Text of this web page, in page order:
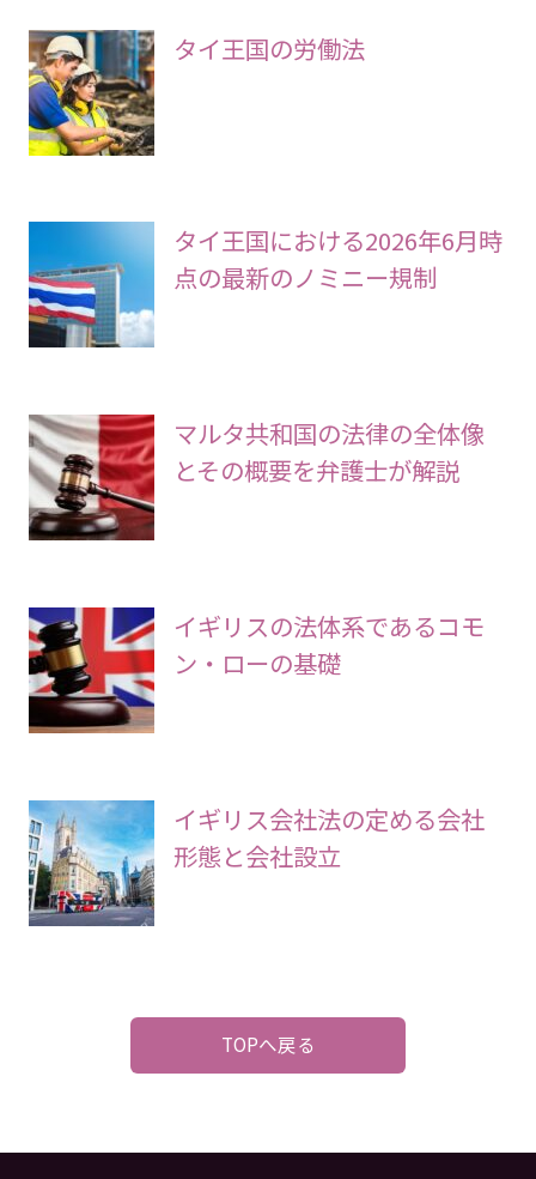
タイ王国の労働法
タイ王国における2026年6月時
点の最新のノミニー規制
マルタ共和国の法律の全体像
とその概要を弁護士が解説
イギリスの法体系であるコモ
ン・ローの基礎
イギリス会社法の定める会社
形態と会社設立
TOPへ戻る